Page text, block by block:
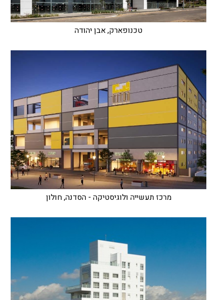
טכנופארק, אבן יהודה
מרכז תעשייה ולוגיסטיקה - הסדנה, חולון